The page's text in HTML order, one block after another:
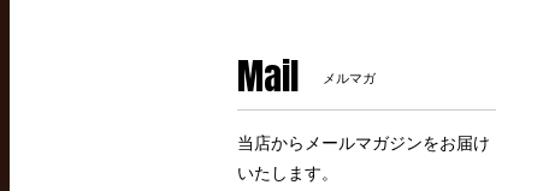
Mail メルマガ
当店からメールマガジンをお届け
いたします。